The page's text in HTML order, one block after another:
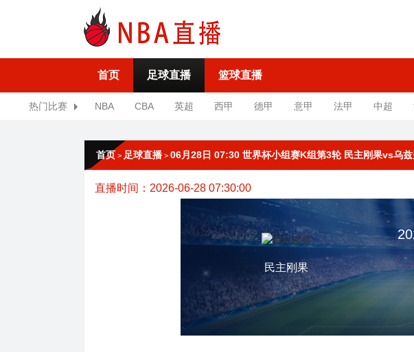
首页 足球直播 篮球直播
热门比赛 NBA CBA 英超 西甲 德甲 意甲 法甲 中超
首页 > 足球直播 > 06月28日 07:30 世界杯小组赛K组第3轮 民主刚果vs乌兹
直播时间：2026-06-28 07:30:00
民主刚果